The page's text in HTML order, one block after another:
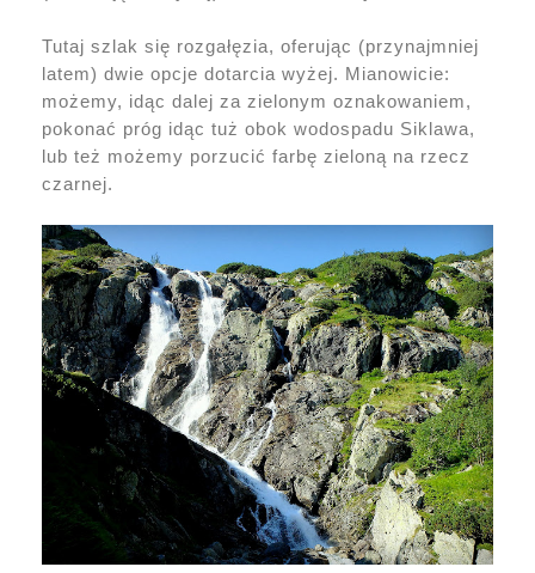
Tutaj szlak się rozgałęzia, oferując (przynajmniej
latem) dwie opcje dotarcia wyżej. Mianowicie:
możemy, idąc dalej za zielonym oznakowaniem,
pokonać próg idąc tuż obok wodospadu Siklawa,
lub też możemy porzucić farbę zieloną na rzecz
czarnej.